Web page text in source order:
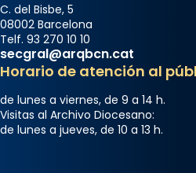
C. del Bisbe, 5
08002 Barcelona
Telf. 93 270 10 10
secgral@arqbcn.cat
Horario de atención al
de lunes a viernes, de 9 a 14 h.
Visitas al Archivo Diocesano:
de lunes a jueves, de 10 a 13 h.